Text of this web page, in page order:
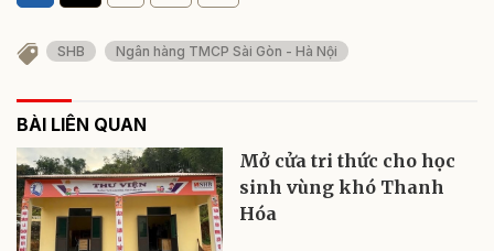
SHB Ngân hàng TMCP Sài Gòn - Hà Nội
BÀI LIÊN QUAN
Mở cửa tri thức cho học
sinh vùng khó Thanh
Hóa